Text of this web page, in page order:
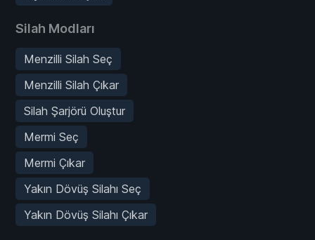
Silah Modları
Menzilli Silah Seç
Menzilli Silah Çıkar
Silah Şarjörü Oluştur
Mermi Seç
Mermi Çıkar
Yakın Dövüş Silahı Seç
Yakın Dövüş Silahı Çıkar